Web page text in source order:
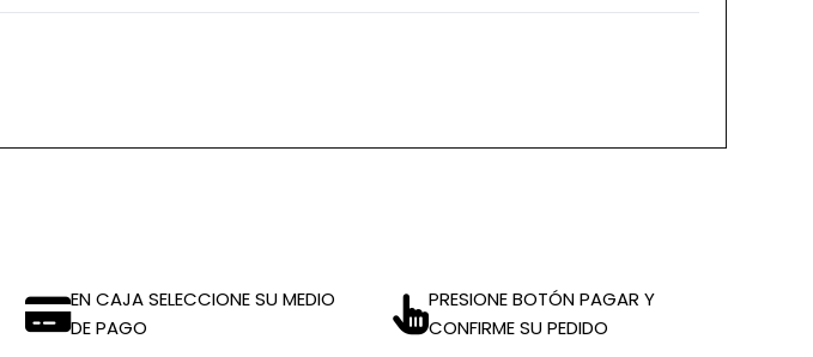
EN CAJA SELECCIONE SU MEDIO
DE PAGO
PRESIONE BOTÓN PAGAR Y
CONFIRME SU PEDIDO